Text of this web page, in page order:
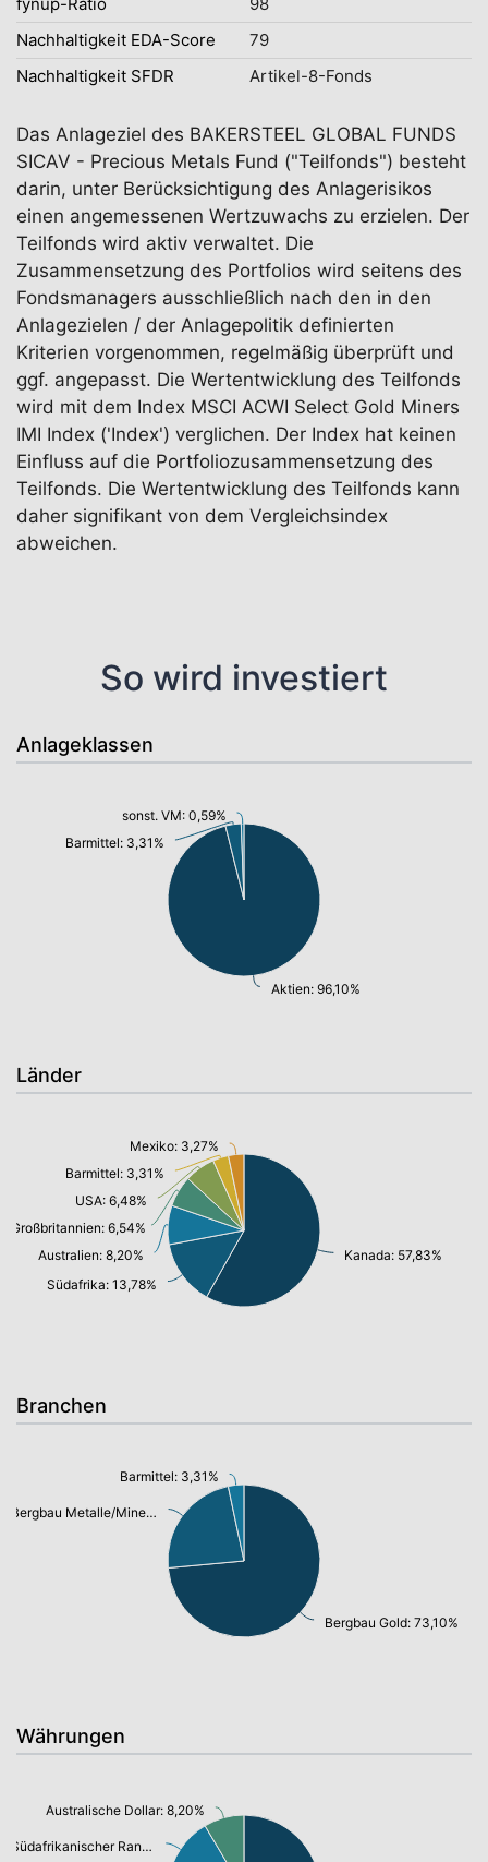
Nachhaltigkeit EDA-Score
79
Nachhaltigkeit SFDR
Artikel-8-Fonds
Das Anlageziel des BAKERSTEEL GLOBAL FUNDS
SICAV - Precious Metals Fund ("Teilfonds") besteht
darin, unter Berücksichtigung des Anlagerisikos
einen angemessenen Wertzuwachs zu erzielen. Der
Teilfonds wird aktiv verwaltet. Die
Zusammensetzung des Portfolios wird seitens des
Fondsmanagers ausschließlich nach den in den
Anlagezielen / der Anlagepolitik definierten
Kriterien vorgenommen, regelmäßig überprüft und
ggf. angepasst. Die Wertentwicklung des Teilfonds
wird mit dem Index MSCI ACWI Select Gold Miners
IMI Index ('Index') verglichen. Der Index hat keinen
Einfluss auf die Portfoliozusammensetzung des
Teilfonds. Die Wertentwicklung des Teilfonds kann
daher signifikant von dem Vergleichsindex
abweichen.
So wird investiert
Anlageklassen
Aktien: 96,10%
Barmittel: 3,31%
sonst. VM: 0,59%
Länder
Kanada: 57,83%
Südafrika: 13,78%
Australien: 8,20%
Großbritannien: 6,54%
USA: 6,48%
Barmittel: 3,31%
Mexiko: 3,27%
Branchen
Bergbau Gold: 73,10%
Bergbau Metalle/Mineralien: 23,00%
Barmittel: 3,31%
Währungen
Südafrikanischer Rand: 13,78%
Australische Dollar: 8,20%